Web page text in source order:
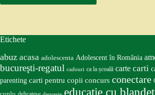
Etichete
abuz acasa adolescenta Adolescent în România
bucureşti-regatul cadouri ca la școală carte carti
parenting carti pentru copii concurs conectare
educatie cu